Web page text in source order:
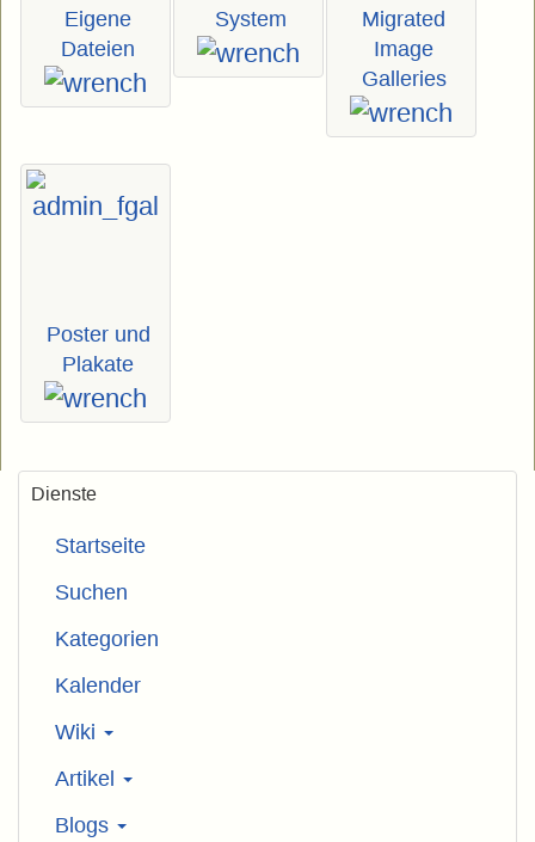
Eigene
Dateien
System
Migrated
Image
Galleries
Poster und
Plakate
Dienste
Startseite
Suchen
Kategorien
Kalender
Wiki
Artikel
Blogs